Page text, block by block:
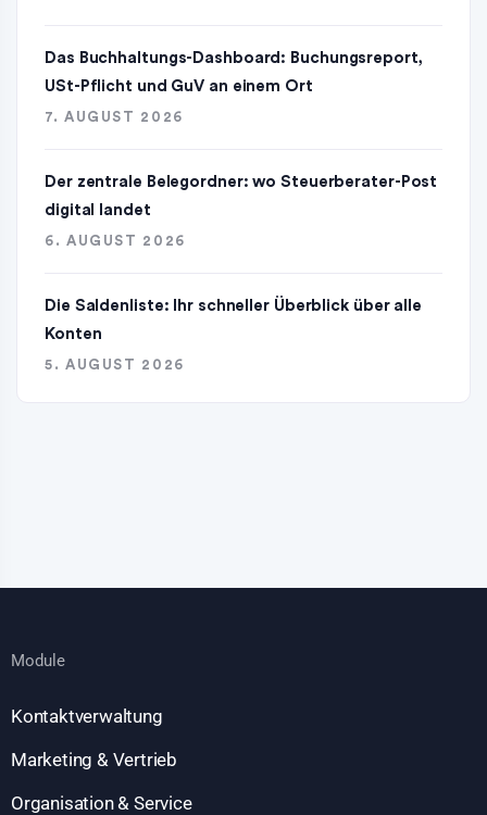
Das Buchhaltungs-Dashboard: Buchungsreport,
USt-Pflicht und GuV an einem Ort
7. AUGUST 2026
Der zentrale Belegordner: wo Steuerberater-Post
digital landet
6. AUGUST 2026
Die Saldenliste: Ihr schneller Überblick über alle
Konten
5. AUGUST 2026
Module
Kontaktverwaltung
Marketing & Vertrieb
Organisation & Service